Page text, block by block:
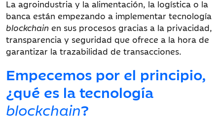
La agroindustria y la alimentación, la logística o la
banca están empezando a implementar tecnología
blockchain en sus procesos gracias a la privacidad,
transparencia y seguridad que ofrece a la hora de
garantizar la trazabilidad de transacciones.
Empecemos por el principio,
¿qué es la tecnología
blockchain?